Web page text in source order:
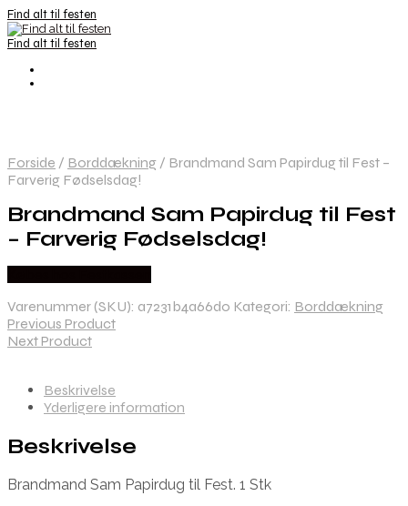
Find alt til festen
Find alt til festen
Forside / Borddækning / Brandmand Sam Papirdug til Fest –
Farverig Fødselsdag!
Brandmand Sam Papirdug til Fest
– Farverig Fødselsdag!
Varenummer (SKU): a7231b4a66d0 Kategori: Borddækning
Previous Product
Next Product
Beskrivelse
Yderligere information
Beskrivelse
Brandmand Sam Papirdug til Fest. 1 Stk